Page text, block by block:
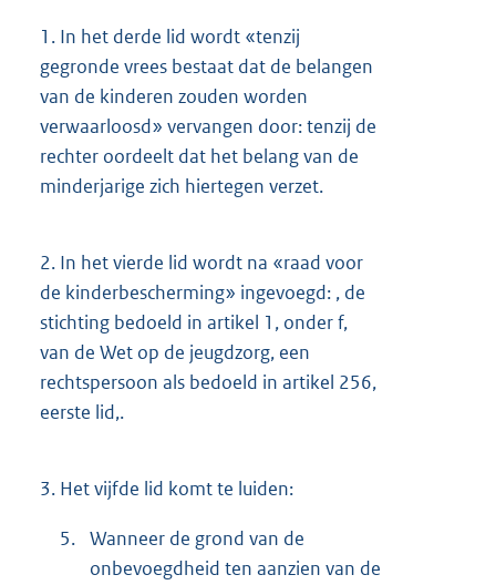
1. In het derde lid wordt «tenzij
gegronde vrees bestaat dat de belangen
van de kinderen zouden worden
verwaarloosd» vervangen door: tenzij de
rechter oordeelt dat het belang van de
minderjarige zich hiertegen verzet.
2. In het vierde lid wordt na «raad voor
de kinderbescherming» ingevoegd: , de
stichting bedoeld in artikel 1, onder f,
van de Wet op de jeugdzorg, een
rechtspersoon als bedoeld in artikel 256,
eerste lid,.
3. Het vijfde lid komt te luiden:
5. Wanneer de grond van de
onbevoegdheid ten aanzien van de